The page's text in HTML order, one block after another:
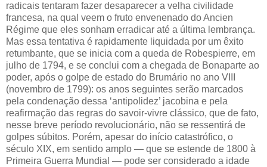
radicais tentaram fazer desaparecer a velha civilidade
francesa, na qual veem o fruto envenenado do Ancien
Régime que eles sonham erradicar até a última lembrança.
Mas essa tentativa é rapidamente liquidada por um êxito
retumbante, que se inicia com a queda de Robespierre, em
julho de 1794, e se conclui com a chegada de Bonaparte ao
poder, após o golpe de estado do Brumário no ano VIII
(novembro de 1799): os anos seguintes serão marcados
pela condenação dessa ‘antipolidez’ jacobina e pela
reafirmação das regras do savoir-vivre clássico, que de fato,
nesse breve período revolucionário, não se ressentirá de
golpes súbitos. Porém, apesar do início catastrófico, o
século XIX, em sentido amplo — que se estende de 1800 à
Primeira Guerra Mundial — pode ser considerado a idade